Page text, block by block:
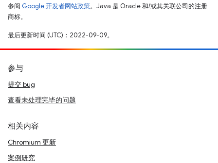
参阅 Google 开发者网站政策。Java 是 Oracle 和/或其关联公司的注册
商标。
最后更新时间 (UTC)：2022-09-09。
参与
提交 bug
查看未处理完毕的问题
相关内容
Chromium 更新
案例研究